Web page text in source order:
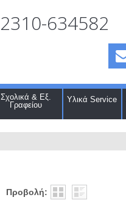
2310-634582
Σχολικά & Εξ.
Γραφείου
Υλικά Service
Προβολή: